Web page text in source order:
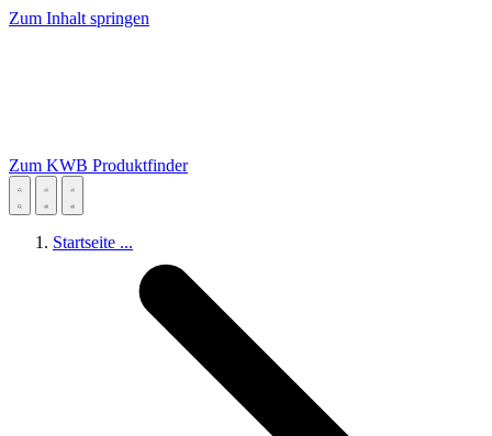
Zum Inhalt springen
Zum KWB Produktfinder
Startseite ...